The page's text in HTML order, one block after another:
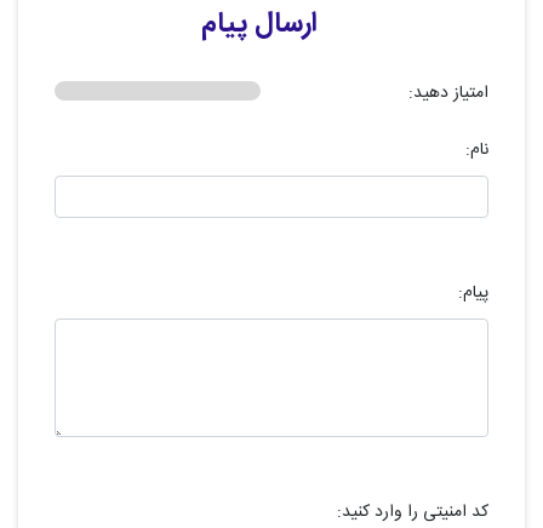
ارسال پیام
امتیاز دهید:
نام:
پیام:
کد امنیتی را وارد کنید: